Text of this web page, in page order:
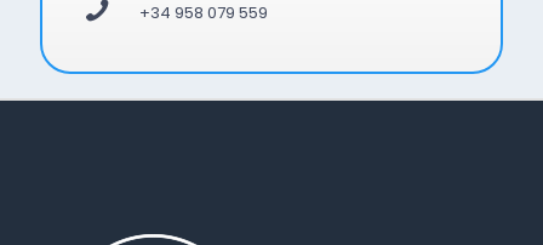
+34 958 079 559